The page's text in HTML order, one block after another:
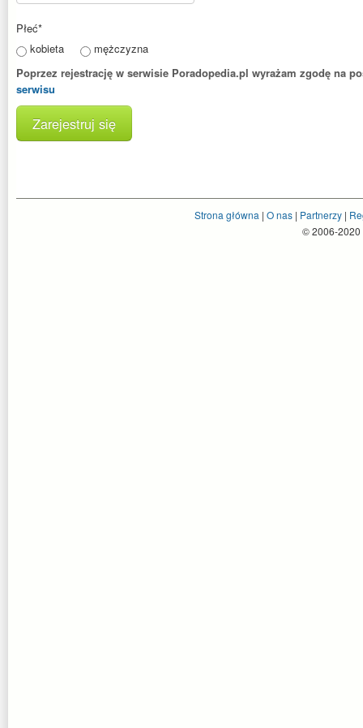
Płeć*
kobieta
mężczyzna
Poprzez rejestrację w serwisie Poradopedia.pl wyrażam zgodę na
serwisu
Zarejestruj się
Strona główna | O nas| Partnerzy|
© 2006-2020